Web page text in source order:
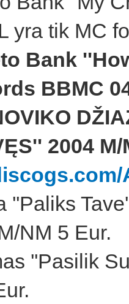
yra tik MC
Bank
BBMC
2004
''Paliks
NM 5 Eur.
''Pasilik